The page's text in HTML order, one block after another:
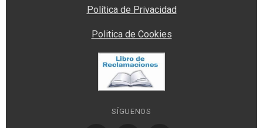
Política de Privacidad
Politica de Cookies
SÍGUENOS